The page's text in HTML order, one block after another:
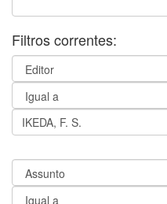
Filtros correntes: